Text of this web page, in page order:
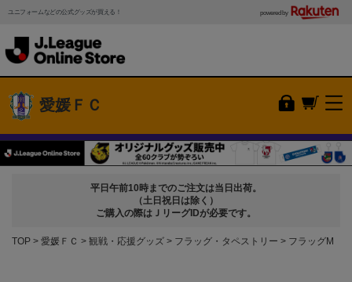
ユニフォームなどの公式グッズが買える！ powered by
愛媛ＦＣ
平日午前10時までのご注文は当日出荷。
（土日祝日は除く）
ご購入の際はＪリーグIDが必要です。
TOP 愛媛ＦＣ 観戦・応援グッズ フラッグ・タペストリー フラッグM